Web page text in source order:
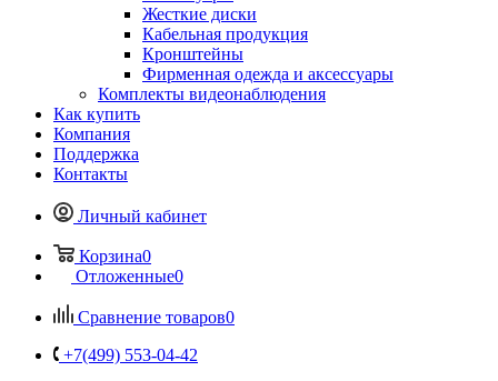
Жесткие диски
Кабельная продукция
Кронштейны
Фирменная одежда и аксессуары
Комплекты видеонаблюдения
Как купить
Компания
Поддержка
Контакты
Личный кабинет
Корзина0
Отложенные0
Сравнение товаров0
+7(499) 553-04-42